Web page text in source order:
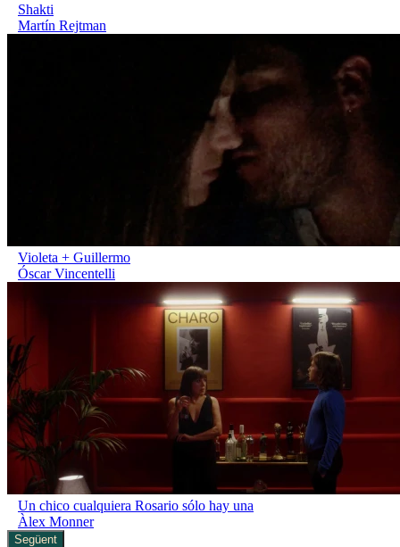
Shakti
Martín Rejtman
Violeta + Guillermo
Óscar Vincentelli
Un chico cualquiera Rosario sólo hay una
Àlex Monner
Següent